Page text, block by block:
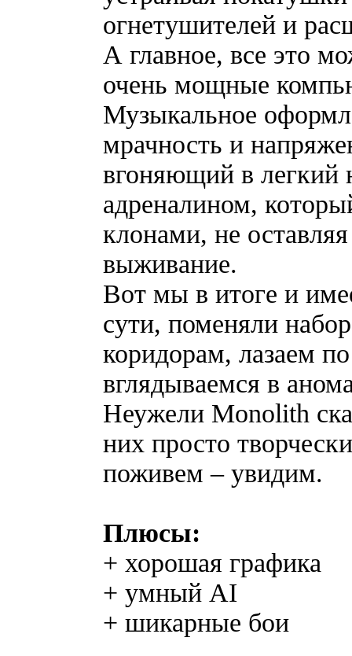
огнетушителей и
А главное, все это
очень мощные
Музыкальное
мрачность и
вгоняющий в легкий
адреналином,
клонами, не
выживание.
Вот мы в итоге и
сути, поменяли
коридорам, лазаем
вглядываемся в
Неужели Monolith
них просто
поживем – увидим.
Плюсы:
+ хорошая графика
+ умный AI
+ шикарные бои